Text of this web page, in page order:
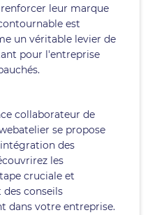
leur marque
est
un véritable levier de
pour l'entreprise
collaborateur de
se propose
des
les
cruciale et
des conseils
dans votre entreprise.